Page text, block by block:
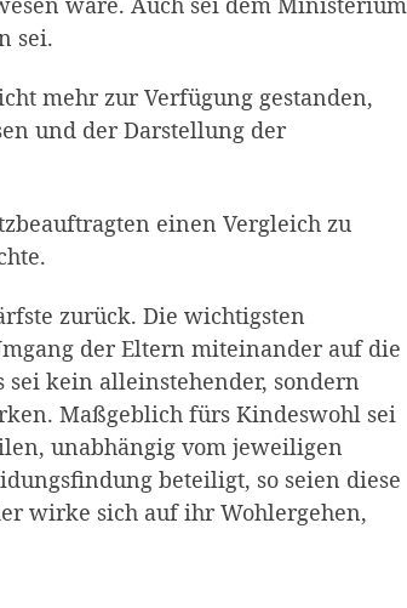
sei.
mehr zur Verfügung gestanden,
und der Darstellung der
einen Vergleich zu
zurück. Die wichtigsten
der Eltern miteinander auf die
kein alleinstehender, sondern
Maßgeblich fürs Kindeswohl sei
unabhängig vom jeweiligen
beteiligt, so seien diese
wirke sich auf ihr Wohlergehen,